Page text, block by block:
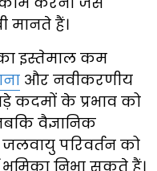
मानते हैं।
का इस्तेमाल कम
और नवीकरणीय
कदमों के प्रभाव को
वैज्ञानिक
परिवर्तन को
निभा सकते हैं।